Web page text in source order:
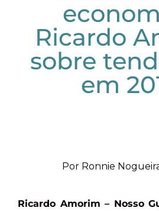
Ricardo
sobre
em
Por Ronnie
Ricardo Amorim – Nosso